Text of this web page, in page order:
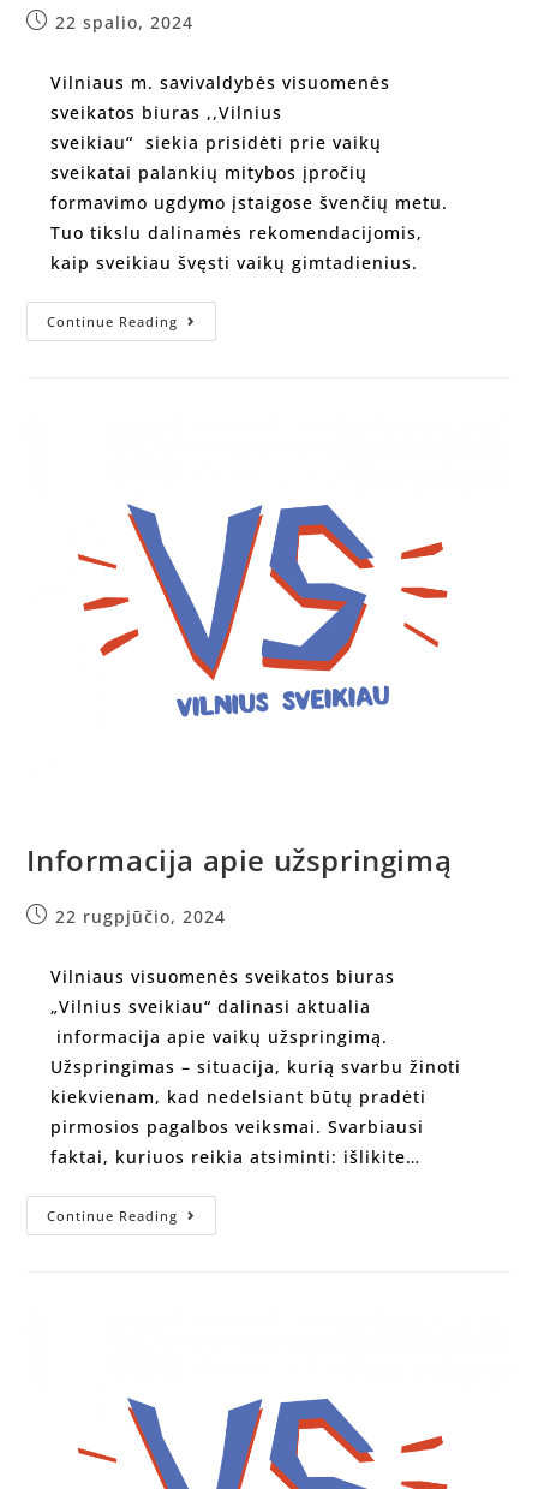
22 spalio, 2024
Vilniaus m. savivaldybės visuomenės
sveikatos biuras ,,Vilnius
sveikiau“ siekia prisidėti prie vaikų
sveikatai palankių mitybos įpročių
formavimo ugdymo įstaigose švenčių metu.
Tuo tikslu dalinamės rekomendacijomis,
kaip sveikiau švęsti vaikų gimtadienius.
Continue Reading
Informacija apie užspringimą
22 rugpjūčio, 2024
Vilniaus visuomenės sveikatos biuras
„Vilnius sveikiau“ dalinasi aktualia
informacija apie vaikų užspringimą.
Užspringimas – situacija, kurią svarbu žinoti
kiekvienam, kad nedelsiant būtų pradėti
pirmosios pagalbos veiksmai. Svarbiausi
faktai, kuriuos reikia atsiminti: išlikite…
Continue Reading